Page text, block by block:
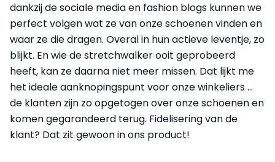
dankzij de sociale media en fashion blogs kunnen we
perfect volgen wat ze van onze schoenen vinden en
waar ze die dragen. Overal in hun actieve leventje, zo
blijkt. En wie de stretchwalker ooit geprobeerd
heeft, kan ze daarna niet meer missen. Dat lijkt me
het ideale aanknopingspunt voor onze winkeliers ...
de klanten zijn zo opgetogen over onze schoenen en
komen gegarandeerd terug. Fidelisering van de
klant? Dat zit gewoon in ons product!